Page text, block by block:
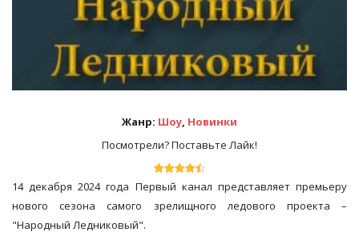
Жанр: Шоу, Новинки
Посмотрели? Поставьте Лайк!
14 декабря 2024 года Первый канал представляет премьеру
нового сезона самого зрелищного ледового проекта –
"Народный Ледниковый".